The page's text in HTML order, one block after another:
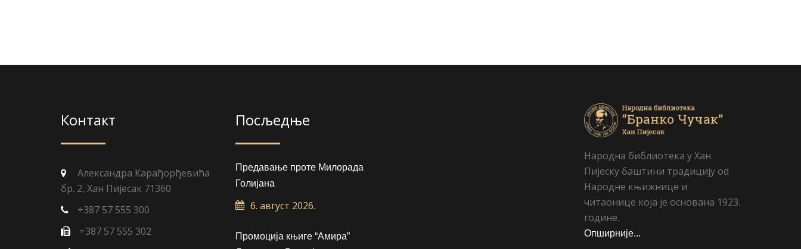
Контакт
Александра Карађорђевића
бр. 2, Хан Пијесак 71360
+387 57 555 300
+387 57 555 302
Посљедње
Предавање проте Милорада
Голијана
6. август 2026.
Промоција књиге “Амира”
Народна библиотека у Хан
Пијеску баштини традицију od
Народне књижнице и
читаонице која је основана 1923.
године.
Опширније...